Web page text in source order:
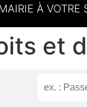
À VOTRE
et